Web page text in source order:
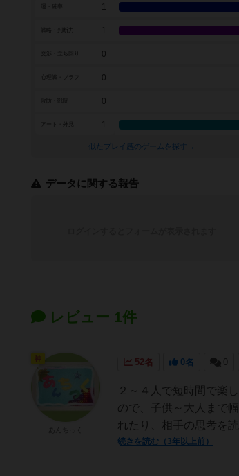
1
1
0
0
0
アート・外見 1
似たプレイ感のゲームを探す→
データに関する報告
レビュー 1件
52名 0名 0
２～４人で短時間で楽
ので、子供～大人まで
れたり、相手の思考を
続きを読む（3年以上前）